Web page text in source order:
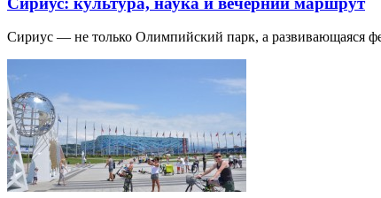
Сириус — не только Олимпийский парк, а развивающаяся